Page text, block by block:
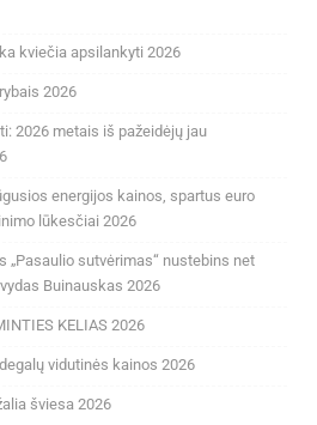
kviečia apsilankyti 2026
2026
2026 metais iš pažeidėjų jau
energijos kainos, spartus euro
lūkesčiai 2026
sutvėrimas“ nustebins net
Buinauskas 2026
KELIAS 2026
vidutinės kainos 2026
šviesa 2026